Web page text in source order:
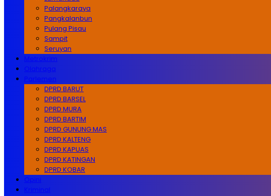
Palangkaraya
Pangkalanbun
Pulang Pisau
Sampit
Seruyan
Metrokrim
Olahraga
Parlemen
DPRD BARUT
DPRD BARSEL
DPRD MURA
DPRD BARTIM
DPRD GUNUNG MAS
DPRD KALTENG
DPRD KAPUAS
DPRD KATINGAN
DPRD KOBAR
Opini
Kriminal